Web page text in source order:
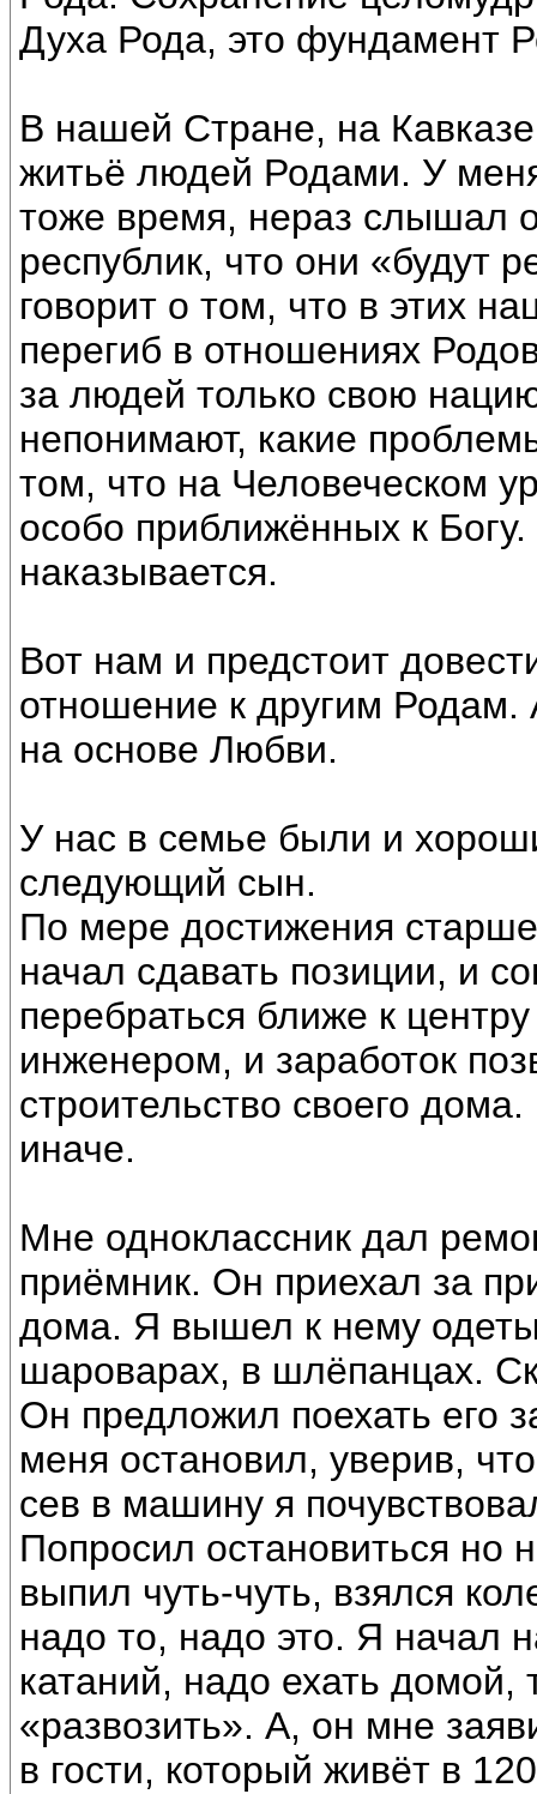
Духа Рода, это фундамент
В нашей Стране, на
житьё людей Родами. У
тоже время, нераз слышал
республик, что они «будут
говорит о том, что в этих
перегиб в отношениях
за людей только свою
непонимают, какие
том, что на Человеческом
особо приближённых к
наказывается.
Вот нам и предстоит
отношение к другим Родам.
на основе Любви.
У нас в семье были и
следующий сын.
По мере достижения
начал сдавать позиции, и
перебраться ближе к
инженером, и заработок
строительство своего
иначе.
Мне одноклассник дал
приёмник. Он приехал за
дома. Я вышел к нему
шароварах, в шлёпанцах.
Он предложил поехать его
меня остановил, уверив,
сев в машину я
Попросил остановиться но
выпил чуть-чуть, взялся
надо то, надо это. Я начал
катаний, надо ехать домой,
«развозить». А, он мне
в гости, который живёт в